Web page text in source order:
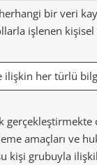
bir veri
işlenen
ilişkin her türlü
gerçekleştirmekte
amaçları ve
kişi grubuyla